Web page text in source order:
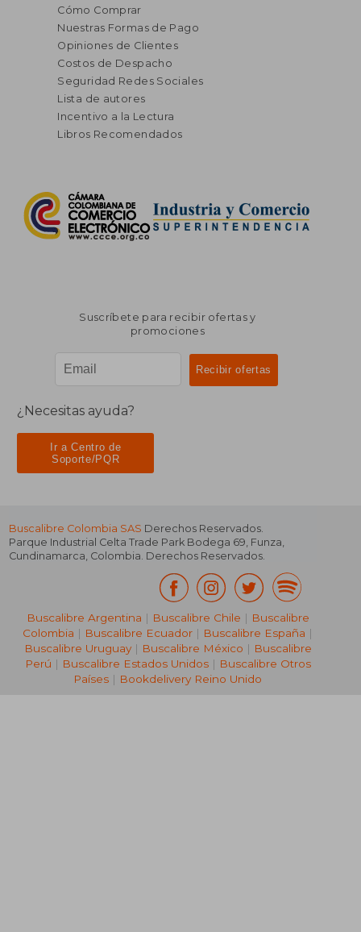
Cómo Comprar
Nuestras Formas de Pago
Opiniones de Clientes
Costos de Despacho
Seguridad Redes Sociales
Lista de autores
Incentivo a la Lectura
Libros Recomendados
Suscríbete para recibir ofertas y
promociones
¿Necesitas ayuda?
Ir a Centro de
Soporte/PQR
Buscalibre Colombia SAS Derechos Reservados.
Parque Industrial Celta Trade Park Bodega 69, Funza,
Cundinamarca, Colombia. Derechos Reservados.
Buscalibre Argentina | Buscalibre Chile | Buscalibre
Colombia | Buscalibre Ecuador | Buscalibre España |
Buscalibre Uruguay| Buscalibre México | Buscalibre
Perú | Buscalibre Estados Unidos| Buscalibre Otros
Países | Bookdelivery Reino Unido